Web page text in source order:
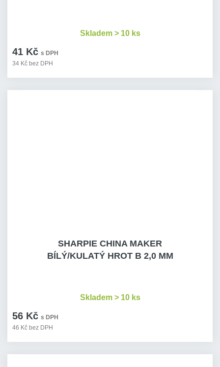
41 Kč s DPH
34 Kč bez DPH
Skladem > 10 ks
SHARPIE CHINA MAKER
BÍLÝ/KULATÝ HROT B 2,0 MM
56 Kč s DPH
46 Kč bez DPH
Skladem > 10 ks